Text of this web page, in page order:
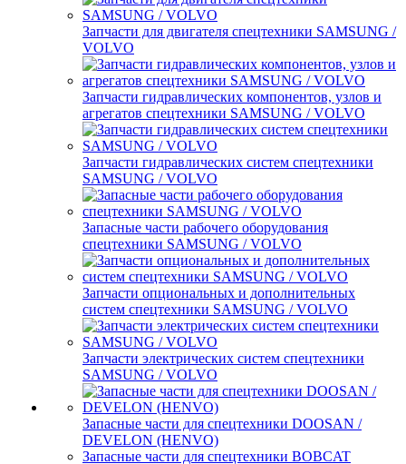
Запчасти для двигателя спецтехники SAMSUNG /
VOLVO
Запчасти гидравлических компонентов, узлов и
агрегатов спецтехники SAMSUNG / VOLVO
Запчасти гидравлических систем спецтехники
SAMSUNG / VOLVO
Запасные части рабочего оборудования
спецтехники SAMSUNG / VOLVO
Запчасти опциональных и дополнительных
систем спецтехники SAMSUNG / VOLVO
Запчасти электрических систем спецтехники
SAMSUNG / VOLVO
Запасные части для спецтехники DOOSAN /
DEVELON (HENVO)
Запасные части для спецтехники BOBCAT